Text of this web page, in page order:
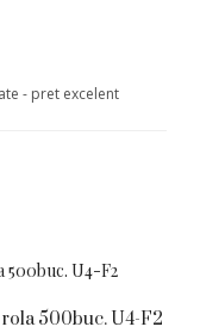
- pret excelent
500buc. U4-F2
500buc. U4-F2